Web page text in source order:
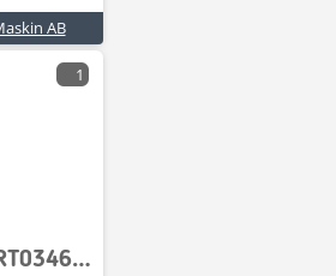
AB
1
Log Max RT034623-VU Rotatorstyrning till LogMax 4000T